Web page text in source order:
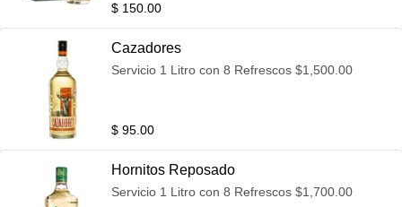
$ 150.00
Cazadores
Servicio 1 Litro con 8 Refrescos $1,500.00
$ 95.00
Hornitos Reposado
Servicio 1 Litro con 8 Refrescos $1,700.00